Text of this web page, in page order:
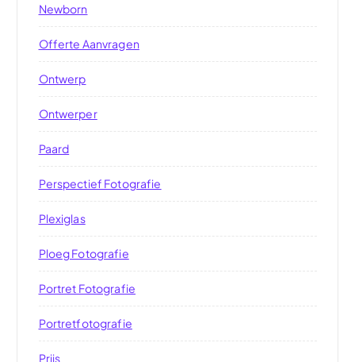
Newborn
Offerte Aanvragen
Ontwerp
Ontwerper
Paard
Perspectief Fotografie
Plexiglas
Ploeg Fotografie
Portret Fotografie
Portretfotografie
Prijs